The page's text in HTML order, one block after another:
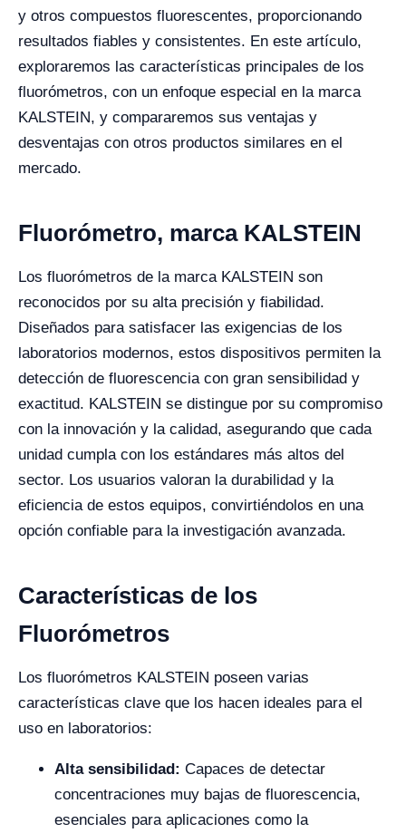
y otros compuestos fluorescentes, proporcionando
resultados fiables y consistentes. En este artículo,
exploraremos las características principales de los
fluorómetros, con un enfoque especial en la marca
KALSTEIN, y compararemos sus ventajas y
desventajas con otros productos similares en el
mercado.
Fluorómetro, marca KALSTEIN
Los fluorómetros de la marca KALSTEIN son
reconocidos por su alta precisión y fiabilidad.
Diseñados para satisfacer las exigencias de los
laboratorios modernos, estos dispositivos permiten la
detección de fluorescencia con gran sensibilidad y
exactitud. KALSTEIN se distingue por su compromiso
con la innovación y la calidad, asegurando que cada
unidad cumpla con los estándares más altos del
sector. Los usuarios valoran la durabilidad y la
eficiencia de estos equipos, convirtiéndolos en una
opción confiable para la investigación avanzada.
Características de los
Fluorómetros
Los fluorómetros KALSTEIN poseen varias
características clave que los hacen ideales para el
uso en laboratorios:
Alta sensibilidad: Capaces de detectar
concentraciones muy bajas de fluorescencia,
esenciales para aplicaciones como la